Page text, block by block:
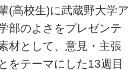
(高校生)に武蔵野大学ア
部のよさをプレゼンテ
材として、意見・主張
をテーマにした13週目